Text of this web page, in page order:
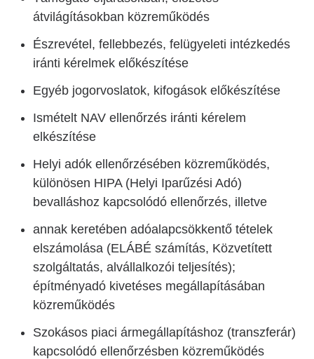
átvilágításokban közreműködés
Észrevétel, fellebbezés, felügyeleti intézkedés
iránti kérelmek előkészítése
Egyéb jogorvoslatok, kifogások előkészítése
Ismételt NAV ellenőrzés iránti kérelem
elkészítése
Helyi adók ellenőrzésében közreműködés,
különösen HIPA (Helyi Iparűzési Adó)
bevalláshoz kapcsolódó ellenőrzés, illetve
annak keretében adóalapcsökkentő tételek
elszámolása (ELÁBÉ számítás, Közvetített
szolgáltatás, alvállalkozói teljesítés);
építményadó kivetéses megállapításában
közreműködés
Szokásos piaci ármegállapításhoz (transzferár)
kapcsolódó ellenőrzésben közreműködés